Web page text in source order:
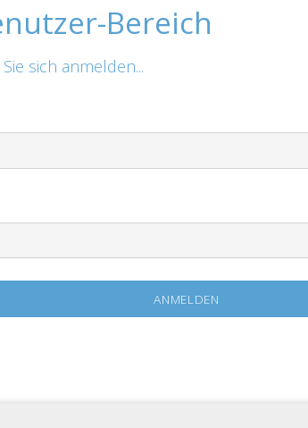
Bereich
sich anmelden...